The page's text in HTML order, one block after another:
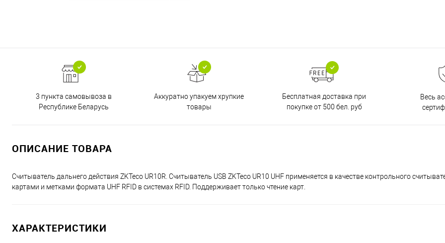
3 пункта самовывоза в
Республике Беларусь
Аккуратно упакуем хрупкие
товары
Бесплатная доставка при
покупке от 500 бел. руб
Весь
ОПИСАНИЕ ТОВАРА
Считыватель дальнего действия ZKTeco UR10R. Считыватель USB ZKTeco UR10 UHF применяется в качестве контрольного
картами и метками формата UHF RFID в системах RFID. Поддерживает только чтение карт.
ХАРАКТЕРИСТИКИ